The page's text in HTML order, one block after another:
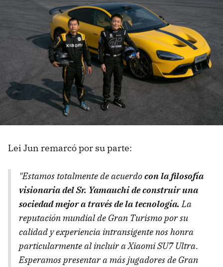
Lei Jun remarcó por su parte:
"Estamos totalmente de acuerdocon la filosofía
visionaria del Sr. Yamauchi de construir una
sociedad mejor a través de la tecnología. La
reputación mundial de Gran Turismo por su
calidad y experiencia intransigente nos honra
particularmente al incluir a Xiaomi SU7 Ultra.
Esperamos presentar a más jugadores de Gran